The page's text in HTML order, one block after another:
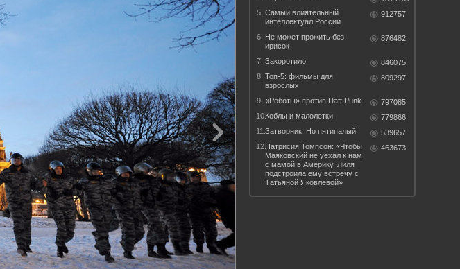
5. Самый влиятельный
интеллектуал России
912757
6. Не может прожить без
ирисок
876482
7. Закоротило
846075
8. Топ-5: фильмы для
взрослых
809297
9. «Роботы» против Daft Punk
797085
10.Коблы и малолетки
779866
11.Затворник. Но пятипалый
539657
12.Патрисия Томпсон: «Чтобы
Маяковский не уехал к нам
с мамой в Америку, Лиля
подстроила ему встречу с
Татьяной Яковлевой»
463673